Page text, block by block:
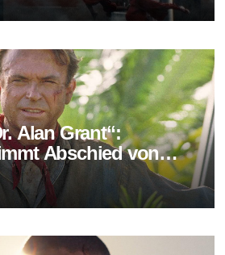
Alan Grant“:
Abschied von